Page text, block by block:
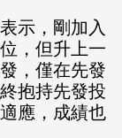
示，剛加入
，但升上一
，僅在先發
抱持先發投
應，成績也